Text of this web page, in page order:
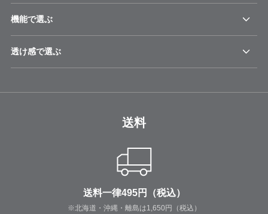
機能で選ぶ
透け感で選ぶ
送料
送料一律495円（税込）
※北海道・沖縄・離島は1,650円（税込）